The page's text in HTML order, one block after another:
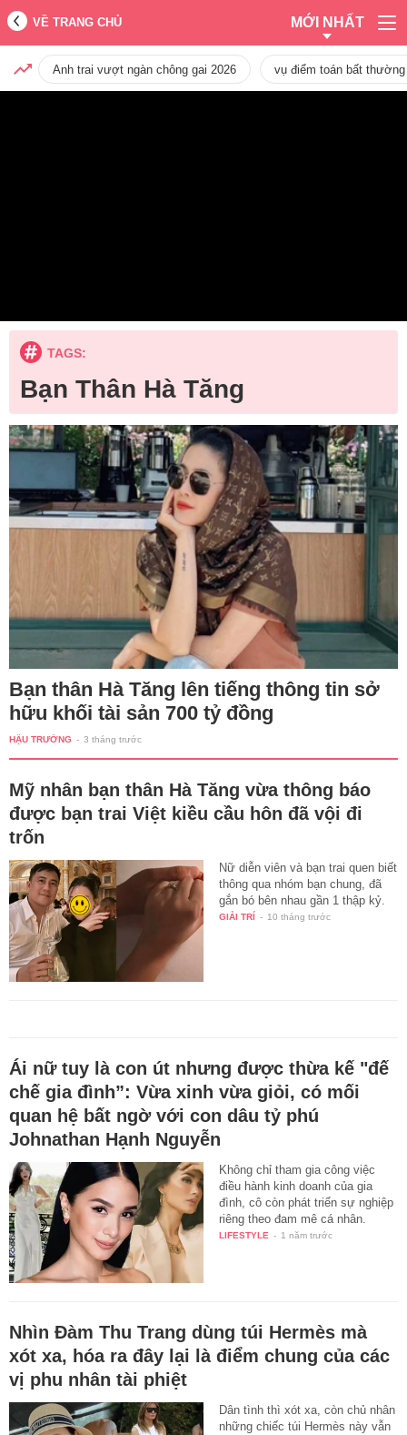
VỀ TRANG CHỦ MỚI NHẤT
Anh trai vượt ngàn chông gai 2026 vụ điểm toán bất
TAGS:
Bạn Thân Hà Tăng
Bạn thân Hà Tăng lên tiếng thông tin sở
hữu khối tài sản 700 tỷ đồng
HẬU TRƯỜNG - 3 tháng trước
Mỹ nhân bạn thân Hà Tăng vừa thông báo
được bạn trai Việt kiều cầu hôn đã vội đi
trốn
Nữ diễn viên và bạn trai quen biết
thông qua nhóm bạn chung, đã
gắn bó bên nhau gần 1 thập kỷ.
GIẢI TRÍ - 10 tháng trước
Ái nữ tuy là con út nhưng được thừa kế "đế
chế gia đình”: Vừa xinh vừa giỏi, có mối
quan hệ bất ngờ với con dâu tỷ phú
Johnathan Hạnh Nguyễn
Không chỉ tham gia công việc
điều hành kinh doanh của gia
đình, cô còn phát triển sự nghiệp
riêng theo đam mê cá nhân.
LIFESTYLE - 1 năm trước
Nhìn Đàm Thu Trang dùng túi Hermès mà
xót xa, hóa ra đây lại là điểm chung của các
vị phu nhân tài phiệt
Dân tình thì xót xa, còn chủ nhân
những chiếc túi Hermès này vẫn